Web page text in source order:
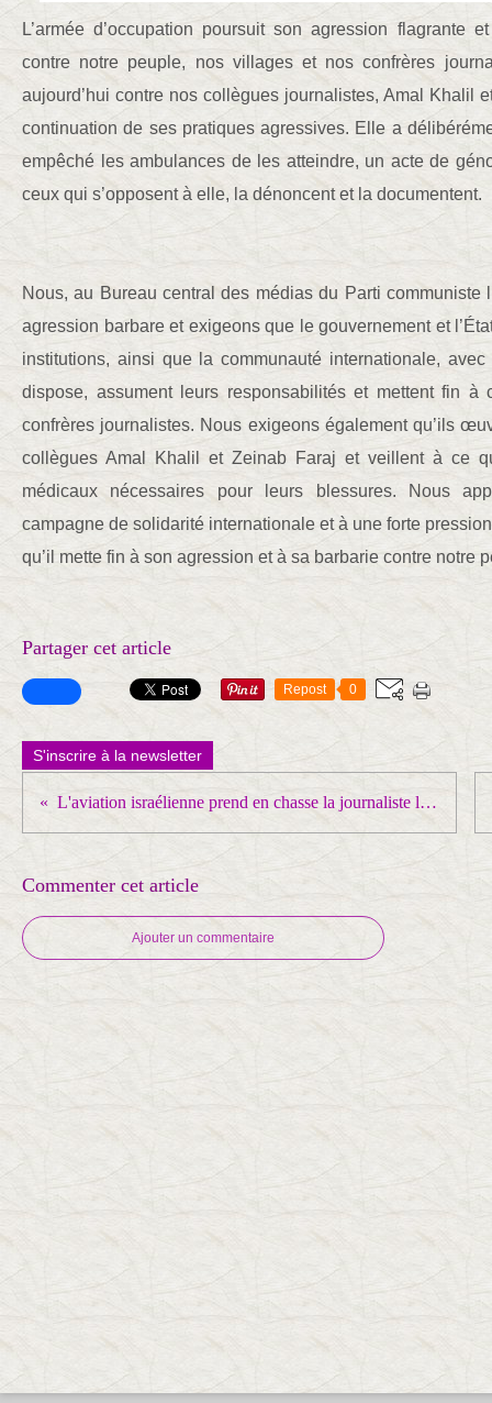
L’armée d’occupation poursuit son agression flagrante
contre notre peuple, nos villages et nos confrères
aujourd’hui contre nos collègues journalistes, Amal Khalil
continuation de ses pratiques agressives. Elle a
empêché les ambulances de les atteindre, un acte de
ceux qui s’opposent à elle, la dénoncent et la documentent.
Nous, au Bureau central des médias du Parti communiste
agression barbare et exigeons que le gouvernement et
institutions, ainsi que la communauté internationale,
dispose, assument leurs responsabilités et mettent fin à
confrères journalistes. Nous exigeons également qu’ils
collègues Amal Khalil et Zeinab Faraj et veillent à ce
médicaux nécessaires pour leurs blessures. Nous
campagne de solidarité internationale et à une forte
qu’il mette fin à son agression et à sa barbarie contre notre
Partager cet article
Repost 0
S'inscrire à la newsletter
L'aviation israélienne prend en chasse la journaliste libanaise Amal Khalil dans le Sud Liban
Commenter cet article
Ajouter un commentaire